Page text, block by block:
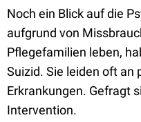
Noch ein Blick auf die
aufgrund von
Pflegefamilien leben,
Suizid. Sie leiden oft an
Erkrankungen. Gefragt
Intervention.